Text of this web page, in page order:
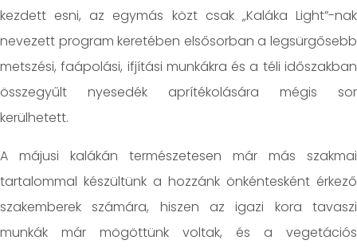
kezdett esni, az egymás közt csak „Kaláka Light”-nak
nevezett program keretében elsősorban a legsürgősebb
metszési, faápolási, ifjítási munkákra és a téli időszakban
összegyűlt nyesedék aprítékolására mégis sor
kerülhetett.
A májusi kalákán természetesen már más szakmai
tartalommal készültünk a hozzánk önkéntesként érkező
szakemberek számára, hiszen az igazi kora tavaszi
munkák már mögöttünk voltak, és a vegetációs